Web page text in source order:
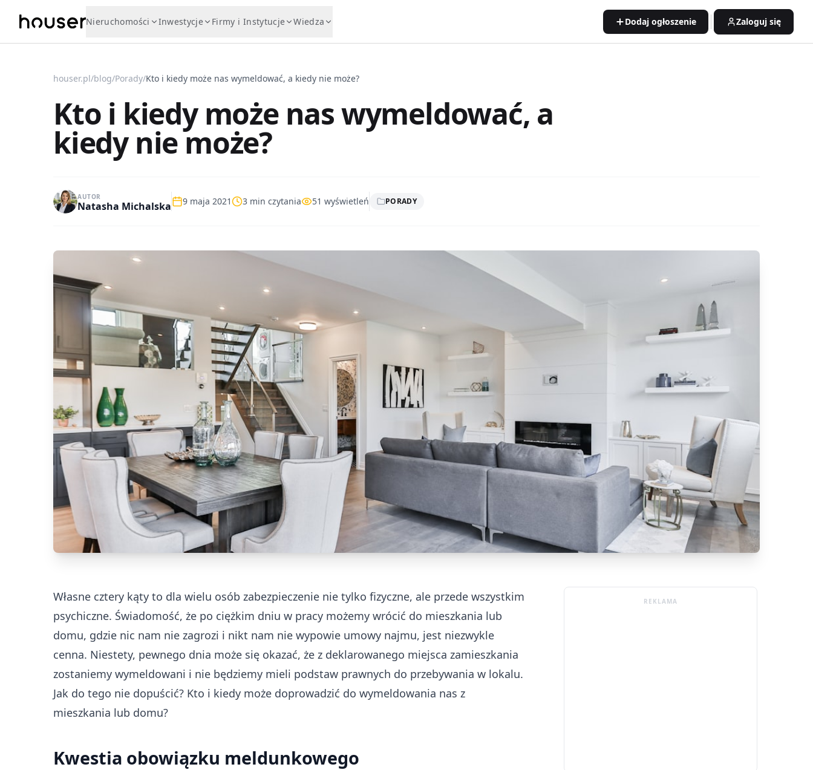
Nieruchomości Inwestycje Firmy i Instytucje Wiedza Dodaj ogłoszenie Zaloguj się
houser.pl/blog/Porady/Kto i kiedy może nas wymeldować, a kiedy nie może?
Kto i kiedy może nas wymeldować, a
kiedy nie może?
AUTOR
Natasha Michalska 9 maja 2021 3 min czytania 51 wyświetleń PORADY
Własne cztery kąty to dla wielu osób zabezpieczenie nie tylko fizyczne, ale przede wszystkim
psychiczne. Świadomość, że po ciężkim dniu w pracy możemy wrócić do mieszkania lub
domu, gdzie nic nam nie zagrozi i nikt nam nie wypowie umowy najmu, jest niezwykle
cenna. Niestety, pewnego dnia może się okazać, że z deklarowanego miejsca zamieszkania
zostaniemy wymeldowani i nie będziemy mieli podstaw prawnych do przebywania w lokalu.
Jak do tego nie dopuścić? Kto i kiedy może doprowadzić do wymeldowania nas z
mieszkania lub domu?
Kwestia obowiązku meldunkowego
REKLAMA